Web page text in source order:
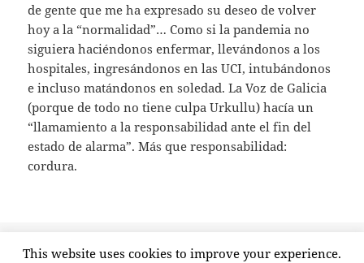
de gente que me ha expresado su deseo de volver
hoy a la “normalidad”… Como si la pandemia no
siguiera haciéndonos enfermar, llevándonos a los
hospitales, ingresándonos en las UCI, intubándonos
e incluso matándonos en soledad. La Voz de Galicia
(porque de todo no tiene culpa Urkullu) hacía un
“llamamiento a la responsabilidad ante el fin del
estado de alarma”. Más que responsabilidad:
cordura.
el
Miguel Ángel Reinoso ,Nacho Alarcón,Twitter,Xataka
This website uses cookies to improve your experience.